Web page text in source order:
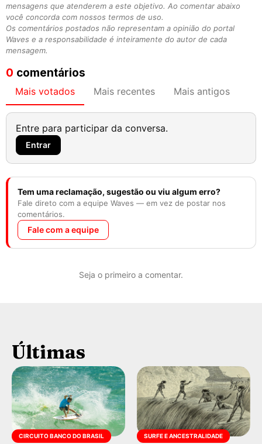
mensagens que atenderem a este objetivo. Ao comentar abaixo
você concorda com nossos termos de uso.
Os comentários postados não representam a opinião do portal
Waves e a responsabilidade é inteiramente do autor de cada
mensagem.
0 comentários
Mais votados Mais recentes Mais antigos
Entre para participar da conversa.
Entrar
Tem uma reclamação, sugestão ou viu algum erro?
Fale direto com a equipe Waves — em vez de postar nos
comentários.
Fale com a equipe
Seja o primeiro a comentar.
Últimas
CIRCUITO BANCO DO BRASIL SURFE E ANCESTRALIDADE